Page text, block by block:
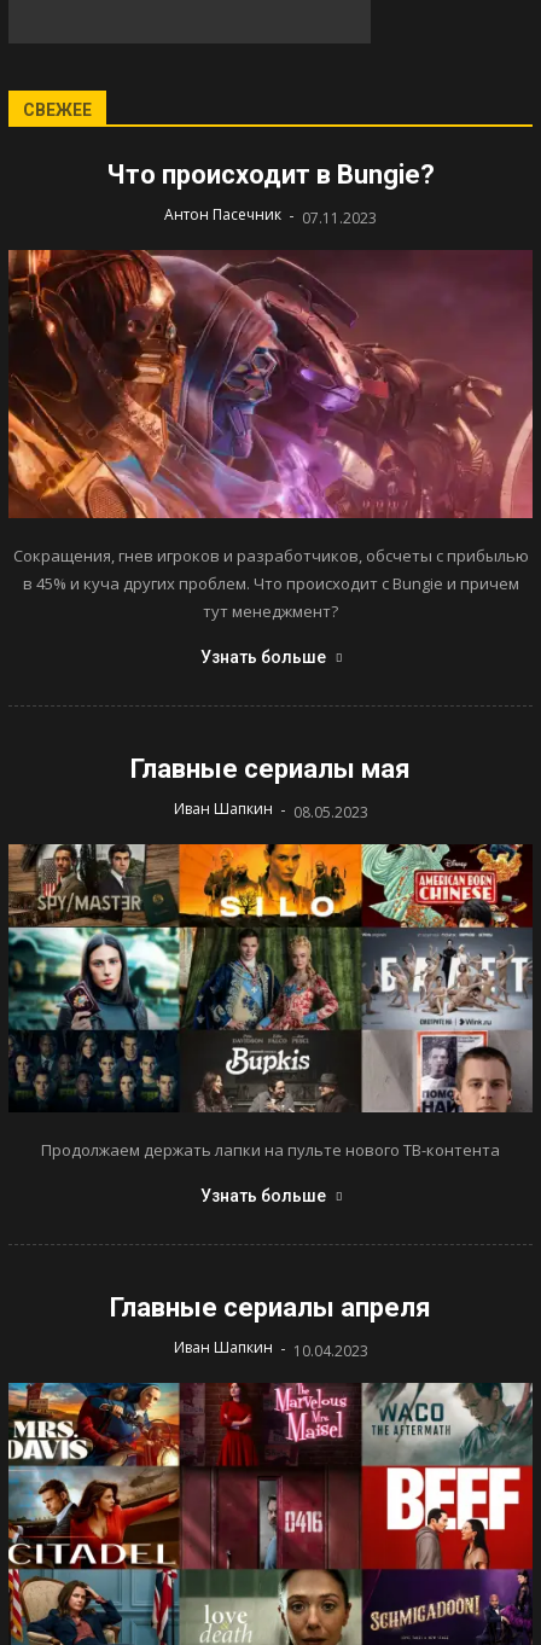
СВЕЖЕЕ
Что происходит в Bungie?
Антон Пасечник - 07.11.2023
Сокращения, гнев игроков и разработчиков, обсчеты с прибылью
в 45% и куча других проблем. Что происходит с Bungie и причем
тут менеджмент?
Узнать больше
Главные сериалы мая
Иван Шапкин - 08.05.2023
Продолжаем держать лапки на пульте нового ТВ-контента
Узнать больше
Главные сериалы апреля
Иван Шапкин - 10.04.2023